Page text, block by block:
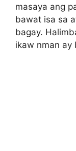
masaya ang
bawat isa sa
bagay.
ikaw nman ay